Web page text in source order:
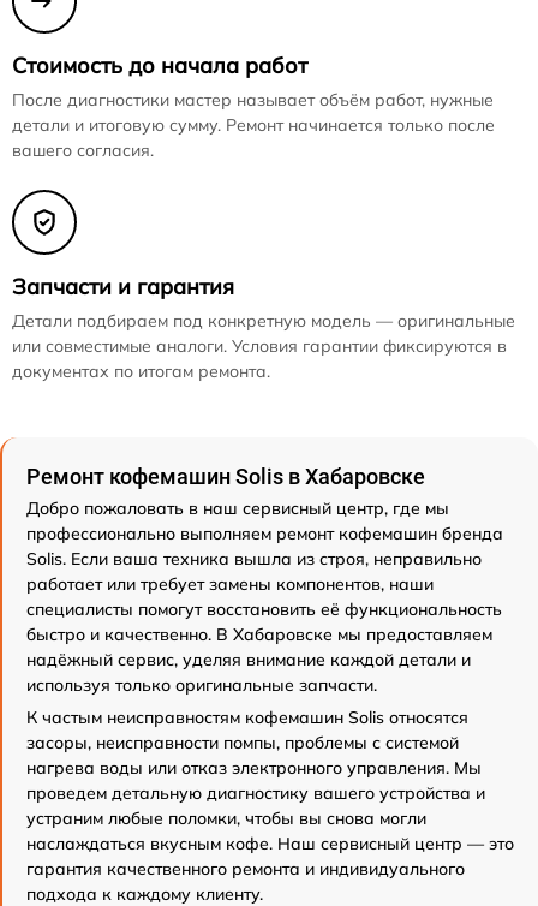
Стоимость до начала работ
После диагностики мастер называет объём работ, нужные
детали и итоговую сумму. Ремонт начинается только после
вашего согласия.
Запчасти и гарантия
Детали подбираем под конкретную модель — оригинальные
или совместимые аналоги. Условия гарантии фиксируются в
документах по итогам ремонта.
Ремонт кофемашин Solis в Хабаровске
Добро пожаловать в наш сервисный центр, где мы
профессионально выполняем ремонт кофемашин бренда
Solis. Если ваша техника вышла из строя, неправильно
работает или требует замены компонентов, наши
специалисты помогут восстановить её функциональность
быстро и качественно. В Хабаровске мы предоставляем
надёжный сервис, уделяя внимание каждой детали и
используя только оригинальные запчасти.
К частым неисправностям кофемашин Solis относятся
засоры, неисправности помпы, проблемы с системой
нагрева воды или отказ электронного управления. Мы
проведем детальную диагностику вашего устройства и
устраним любые поломки, чтобы вы снова могли
наслаждаться вкусным кофе. Наш сервисный центр — это
гарантия качественного ремонта и индивидуального
подхода к каждому клиенту.